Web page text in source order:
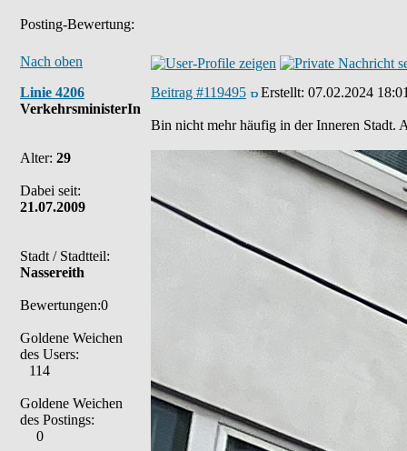
Posting-Bewertung:
Nach oben
Linie 4206
VerkehrsministerIn
Alter: 29
Dabei seit:
21.07.2009
Stadt / Stadtteil:
Nassereith
Bewertungen:0
Goldene Weichen
des Users:
114
Goldene Weichen
des Postings:
0
Beitrag #119495 Erstellt: 07.02.2024
Bin nicht mehr häufig in der Inneren Stadt.